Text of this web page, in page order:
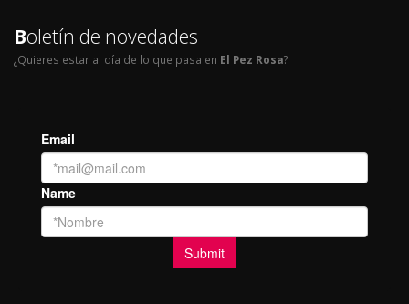
Boletín de novedades
¿Quieres estar al día de lo que pasa en El Pez Rosa?